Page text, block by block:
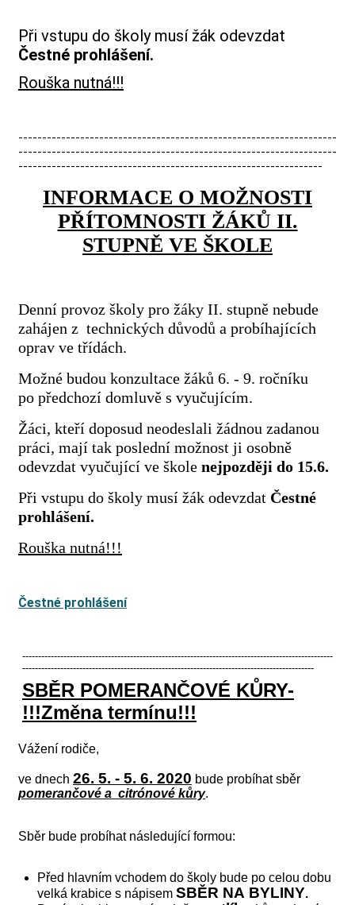
Při vstupu do školy musí žák odevzdat
Čestné prohlášení.
Rouška nutná!!!
-------------------------------------------------------------------
-------------------------------------------------------------------
----------------------------------------------------------------
INFORMACE O MOŽNOSTI
PŘÍTOMNOSTI ŽÁKŮ II.
STUPNĚ VE ŠKOLE
Denní provoz školy pro žáky II. stupně nebude
zahájen z technických důvodů a probíhajících
oprav ve třídách.
Možné budou konzultace žáků 6. - 9. ročníku
po předchozí domluvě s vyučujícím.
Žáci, kteří doposud neodeslali žádnou zadanou
práci, mají tak poslední možnost ji osobně
odevzdat vyučující ve škole nejpozději do 15.6.
Při vstupu do školy musí žák odevzdat Čestné
prohlášení.
Rouška nutná!!!
Čestné prohlášení
--------------------------------------------------------------------------------------------------
--------------------------------------------------------------------------------------------
SBĚR POMERANČOVÉ KŮRY-
!!!Změna termínu!!!
Vážení rodiče,
ve dnech 26. 5. - 5. 6. 2020 bude probíhat sběr
pomerančové a citrónové kůry.
Sběr bude probíhat následující formou:
Před hlavním vchodem do školy bude po celou dobu
velká krabice s nápisem SBĚR NA BYLINY.